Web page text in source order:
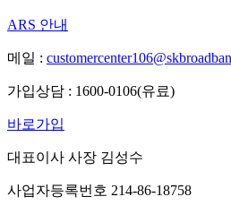
ARS 안내
메일 :
가입상담 : 1600-0106(유료)
바로가입
대표이사 사장 김성수
사업자등록번호 214-86-18758